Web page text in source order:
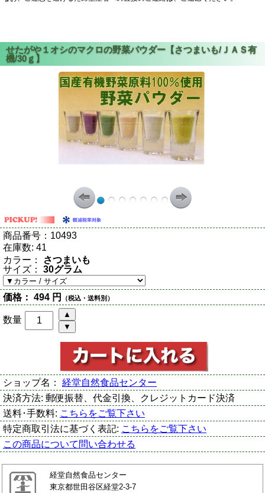
商品番号： 10493
在庫数: 41
カラー：
さつまいも
サイズ：
30グラム
価格： 494 円 （税込・送料別）
数量
ショップ名： 経堂自然食品センター
決済方法: 郵便振替、代金引換、クレジットカード決済
送料･手数料: こちらをご覧下さい
特定商取引法に基づく表記: こちらをご覧下さい
この商品について問い合わせる
経堂自然食品センター
東京都世田谷区経堂2-3-7